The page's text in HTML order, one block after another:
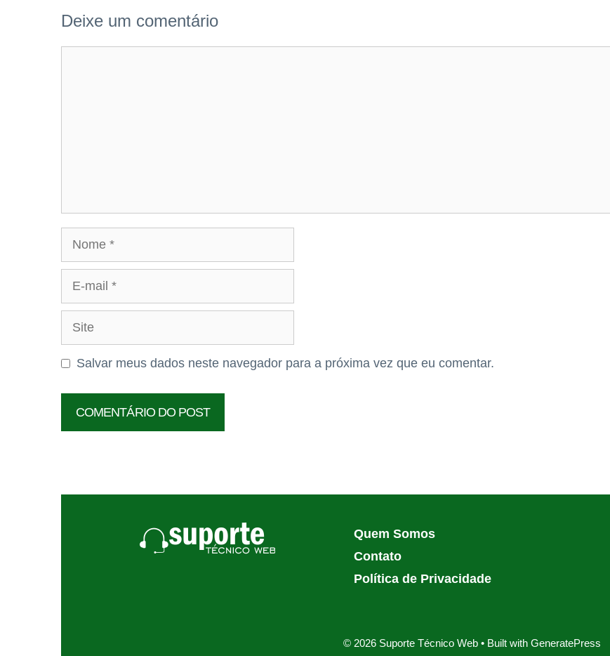
Deixe um comentário
Nome
mail
Site
Salvar meus dados neste navegador para a próxima vez que eu comentar.
Quem Somos
Contato
Política de Privacidade
© 2026 Suporte Técnico Web• Built with GeneratePress